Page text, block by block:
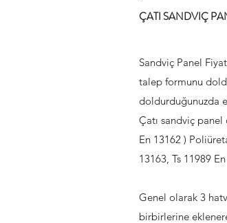
ÇATI SANDVIÇ
Sandviç Panel
talep formunu
doldurduğunuzda
Çatı sandviç panel
En 13162 )
13163, Ts 11989
Genel olarak 3
birbirlerine